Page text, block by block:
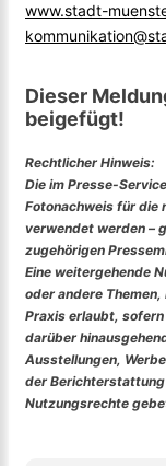
www.stadt-
Dieser
beigefügt!
Rechtlicher Hinweis:
Die im Presse-
Fotonachweis für die
verwendet werden –
zugehörigen
Eine weitergehende
oder andere
Praxis erlaubt,
darüber
Ausstellungen,
der Berichterstattung
Nutzungsrechte